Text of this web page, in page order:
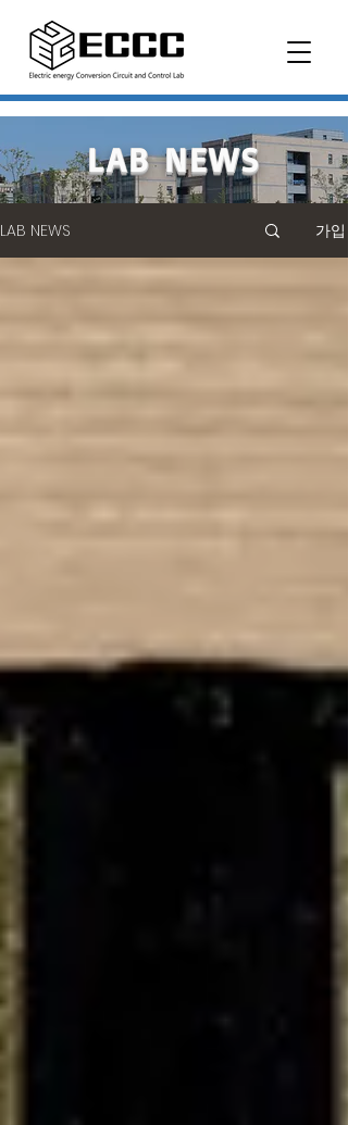
LAB NEWS
LAB NEWS 가입